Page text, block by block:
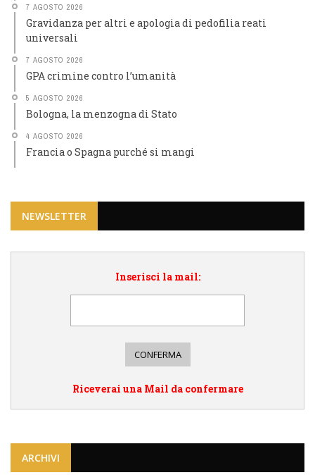
7 AGOSTO 2026
Gravidanza per altri e apologia di pedofilia reati
universali
7 AGOSTO 2026
GPA crimine contro l’umanità
5 AGOSTO 2026
Bologna, la menzogna di Stato
4 AGOSTO 2026
Francia o Spagna purché si mangi
NEWSLETTER
Inserisci la mail:
Riceverai una Mail da confermare
ARCHIVI